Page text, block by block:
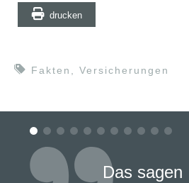
drucken
Fakten Versicherungen
Das sagen